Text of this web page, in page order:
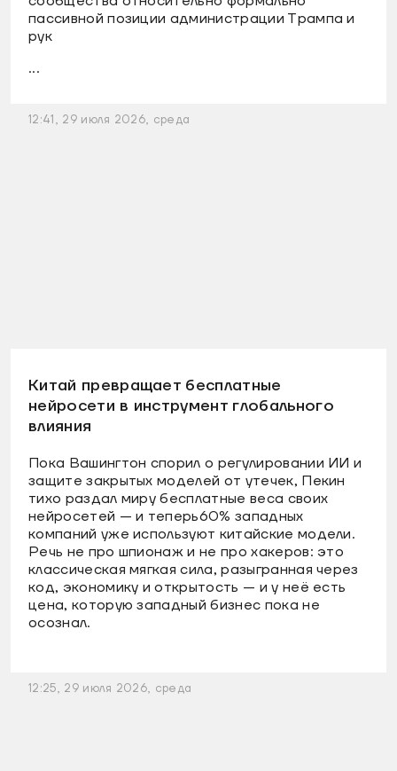
пассивной позиции администрации Трампа и
рук
...
12:41, 29 июля 2026, среда
Китай превращает бесплатные
нейросети в инструмент глобального
влияния
Пока Вашингтон спорил о регулировании ИИ и
защите закрытых моделей от утечек, Пекин
тихо раздал миру бесплатные веса своих
нейросетей — и теперь60% западных
компаний уже используют китайские модели.
Речь не про шпионаж и не про хакеров: это
классическая мягкая сила, разыгранная через
код, экономику и открытость — и у неё есть
цена, которую западный бизнес пока не
осознал.
12:25, 29 июля 2026, среда